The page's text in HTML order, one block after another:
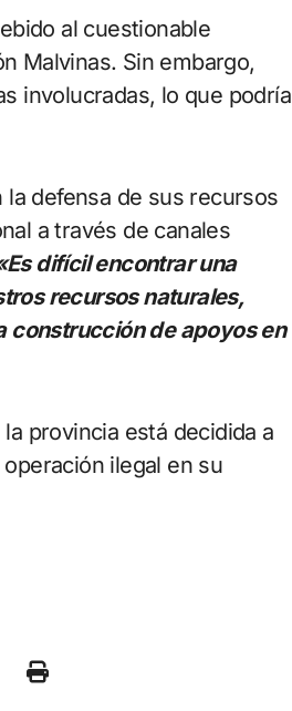
al cuestionable
Malvinas. Sin embargo,
involucradas, lo que podría
defensa de sus recursos
a través de canales
difícil encontrar una
recursos naturales,
construcción de apoyos en
provincia está decidida a
ilegal en su